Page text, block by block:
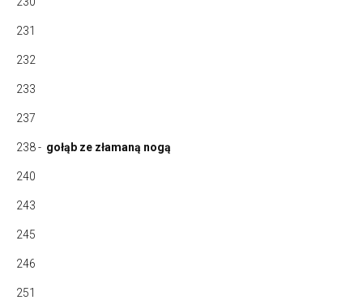
231
232
233
237
238 - gołąb ze złamaną nogą
240
243
245
246
251